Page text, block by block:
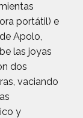
portátil) e
Apolo,
las joyas
dos
vaciando
y